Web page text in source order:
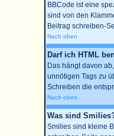
BBCode ist eine
sind von den
Beitrag schreiben-
Nach oben
Darf ich HTML
Das hängt davon
unnötigen Tags zu
Schreiben die
Nach oben
Was sind
Smilies sind kleine